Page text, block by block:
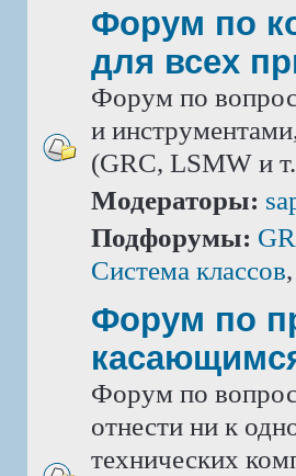
Форум по
для всех
Форум по
и
(GRC, LSMW и
Модераторы:
Подфорумы:
Система классов,
Форум по
Форум по
отнести ни к
технических